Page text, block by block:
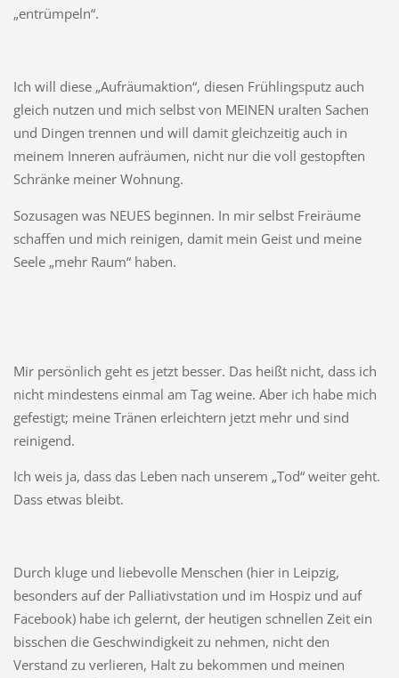
„entrümpeln“.
Ich will diese „Aufräumaktion“, diesen Frühlingsputz auch
gleich nutzen und mich selbst von MEINEN uralten Sachen
und Dingen trennen und will damit gleichzeitig auch in
meinem Inneren aufräumen, nicht nur die voll gestopften
Schränke meiner Wohnung.
Sozusagen was NEUES beginnen. In mir selbst Freiräume
schaffen und mich reinigen, damit mein Geist und meine
Seele „mehr Raum“ haben.
Mir persönlich geht es jetzt besser. Das heißt nicht, dass ich
nicht mindestens einmal am Tag weine. Aber ich habe mich
gefestigt; meine Tränen erleichtern jetzt mehr und sind
reinigend.
Ich weis ja, dass das Leben nach unserem „Tod“ weiter geht.
Dass etwas bleibt.
Durch kluge und liebevolle Menschen (hier in Leipzig,
besonders auf der Palliativstation und im Hospiz und auf
Facebook) habe ich gelernt, der heutigen schnellen Zeit ein
bisschen die Geschwindigkeit zu nehmen, nicht den
Verstand zu verlieren, Halt zu bekommen und meinen